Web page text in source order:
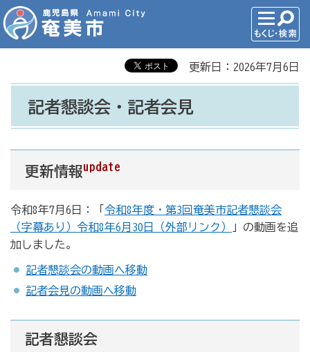
更新日：2026年7月6日
記者懇談会・記者会見
更新情報update
令和8年7月6日：「 令和8年度・第3回奄美市記者懇談会
（字幕あり）令和8年6月30日（外部リンク）
」の動画を追
加しました。
記者懇談会の動画へ移動
記者会見の動画へ移動
記者懇談会